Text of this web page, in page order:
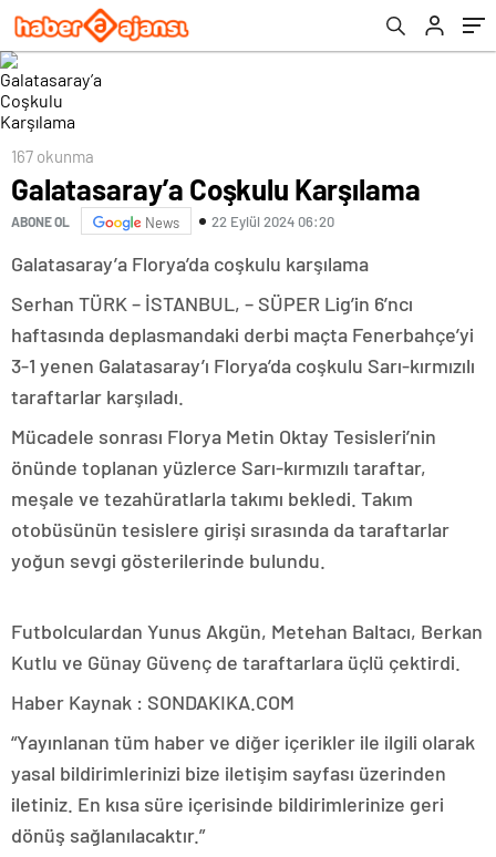
167 okunma
Galatasaray’a Coşkulu Karşılama
ABONE OL News 22 Eylül 2024 06:20
Galatasaray’a Florya’da coşkulu karşılama
Serhan TÜRK – İSTANBUL, – SÜPER Lig’in 6’ncı
haftasında deplasmandaki derbi maçta Fenerbahçe’yi
3-1 yenen Galatasaray’ı Florya’da coşkulu Sarı-kırmızılı
taraftarlar karşıladı.
Mücadele sonrası Florya Metin Oktay Tesisleri’nin
önünde toplanan yüzlerce Sarı-kırmızılı taraftar,
meşale ve tezahüratlarla takımı bekledi. Takım
otobüsünün tesislere girişi sırasında da taraftarlar
yoğun sevgi gösterilerinde bulundu.
Futbolculardan Yunus Akgün, Metehan Baltacı, Berkan
Kutlu ve Günay Güvenç de taraftarlara üçlü çektirdi.
Haber Kaynak : SONDAKIKA.COM
“Yayınlanan tüm haber ve diğer içerikler ile ilgili olarak
yasal bildirimlerinizi bize iletişim sayfası üzerinden
iletiniz. En kısa süre içerisinde bildirimlerinize geri
dönüş sağlanılacaktır.”